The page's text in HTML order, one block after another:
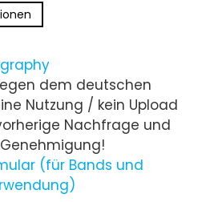
dem deutschen
Nutzung / kein Upload
Nachfrage und
(für Bands und